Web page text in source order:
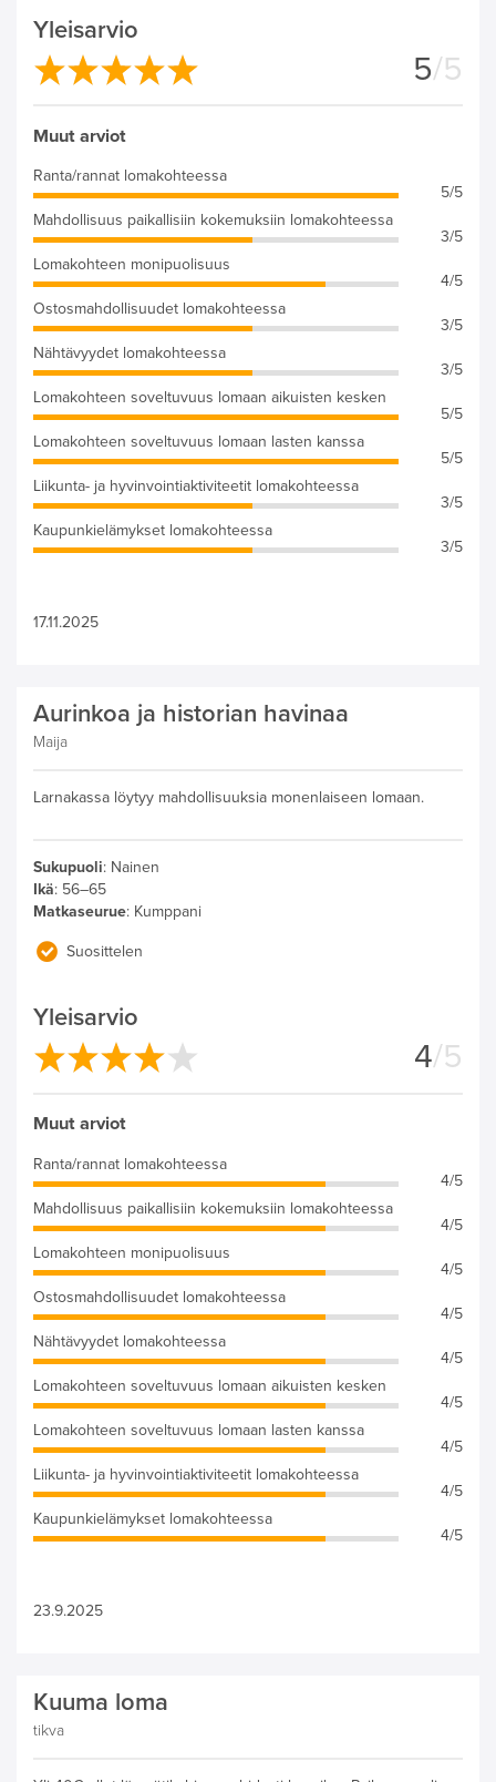
Yleisarvio
5/5
Muut arviot
Ranta/rannat lomakohteessa
5/5
Mahdollisuus paikallisiin kokemuksiin lomakohteessa
3/5
Lomakohteen monipuolisuus
4/5
Ostosmahdollisuudet lomakohteessa
3/5
Nähtävyydet lomakohteessa
3/5
Lomakohteen soveltuvuus lomaan aikuisten kesken
5/5
Lomakohteen soveltuvuus lomaan lasten kanssa
5/5
Liikunta- ja hyvinvointiaktiviteetit lomakohteessa
3/5
Kaupunkielämykset lomakohteessa
3/5
17.11.2025
Aurinkoa ja historian havinaa
Maija
Larnakassa löytyy mahdollisuuksia monenlaiseen lomaan.
Sukupuoli: Nainen
Ikä: 56–65
Matkaseurue: Kumppani
Suosittelen
Yleisarvio
4/5
Muut arviot
Ranta/rannat lomakohteessa
4/5
Mahdollisuus paikallisiin kokemuksiin lomakohteessa
4/5
Lomakohteen monipuolisuus
4/5
Ostosmahdollisuudet lomakohteessa
4/5
Nähtävyydet lomakohteessa
4/5
Lomakohteen soveltuvuus lomaan aikuisten kesken
4/5
Lomakohteen soveltuvuus lomaan lasten kanssa
4/5
Liikunta- ja hyvinvointiaktiviteetit lomakohteessa
4/5
Kaupunkielämykset lomakohteessa
4/5
23.9.2025
Kuuma loma
tikva